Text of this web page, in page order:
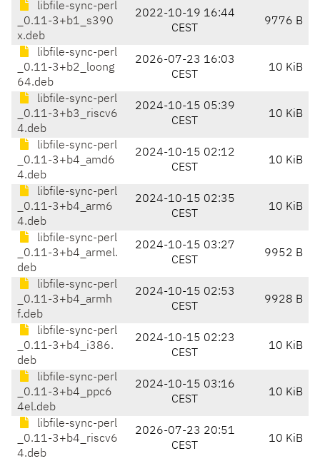
libfile-sync-perl
_0.11-3+b1_s390
x.deb
2022-10-19 16:44
CEST
9776 B
libfile-sync-perl
_0.11-3+b2_loong
64.deb
2026-07-23 16:03
CEST
10 KiB
libfile-sync-perl
_0.11-3+b3_riscv6
4.deb
2024-10-15 05:39
CEST
10 KiB
libfile-sync-perl
_0.11-3+b4_amd6
4.deb
2024-10-15 02:12
CEST
10 KiB
libfile-sync-perl
_0.11-3+b4_arm6
4.deb
2024-10-15 02:35
CEST
10 KiB
libfile-sync-perl
_0.11-3+b4_armel.
deb
2024-10-15 03:27
CEST
9952 B
libfile-sync-perl
_0.11-3+b4_armh
f.deb
2024-10-15 02:53
CEST
9928 B
libfile-sync-perl
_0.11-3+b4_i386.
deb
2024-10-15 02:23
CEST
10 KiB
libfile-sync-perl
_0.11-3+b4_ppc6
4el.deb
2024-10-15 03:16
CEST
10 KiB
libfile-sync-perl
_0.11-3+b4_riscv6
4.deb
2026-07-23 20:51
CEST
10 KiB